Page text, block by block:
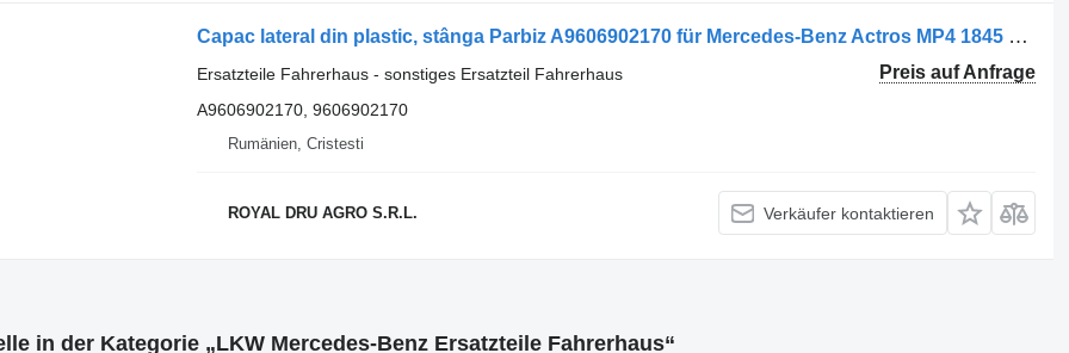
Capac lateral din plastic, stânga Parbiz A9606902170 für Mercedes-Benz Actros MP4 1845 LKW
Preis auf Anfrage
Ersatzteile Fahrerhaus - sonstiges Ersatzteil Fahrerhaus
A9606902170, 9606902170
Rumänien, Cristesti
ROYAL DRU AGRO S.R.L. Verkäufer kontaktieren
in der Kategorie „LKW Mercedes-Benz Ersatzteile Fahrerhaus“